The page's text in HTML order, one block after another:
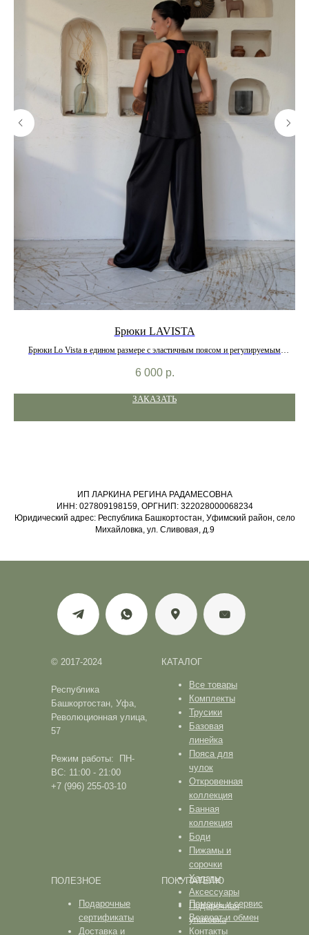
Брюки LAVISTA
Брюки Lо Vista в едином размере с эластичным поясом и регулируемым
вискоза, 40% полиэстер), который не просвечивает.
6 000 р.
ЗАКАЗАТЬ
ИП ЛАРКИНА РЕГИНА РАДАМЕСОВНА
ИНН: 027809198159, ОРГНИП: 322028000068234
Юридический адрес: Республика Башкортостан, Уфимский район, село
Михайловка, ул. Сливовая, д.9
© 2017-2024
Республика
Башкортостан, Уфа,
Революционная улица,
57
Режим работы: ПН-
ВС: 11:00 - 21:00
+7 (996) 255-03-10
КАТАЛОГ
Все товары
Комплекты
Трусики
Базовая
линейка
Пояса для
чулок
Откровенная
коллекция
Банная
коллекция
Боди
Пижамы и
сорочки
Халаты
Аксессуары
Подарочная
упаковка
ПОЛЕЗНОЕ
Подарочные
сертификаты
Доставка и
ПОКУПАТЕЛЮ
Помощь и сервис
Возврат и обмен
Контакты